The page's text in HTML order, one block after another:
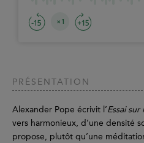
PRÉSENTATION
Alexander Pope écrivit l’Essai sur
vers harmonieux, d’une densité
propose, plutôt qu’une